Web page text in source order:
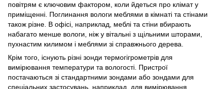
повітрям є ключовим фактором, коли йдеться про клімат у
приміщенні. Поглинання вологи меблями в кімнаті та стінами
також різне. В офісі, наприклад, меблі та стіни вбирають
набагато менше вологи, ніж у вітальні з щільними шторами,
пухнастим килимом і меблями зі справжнього дерева.
Крім того, існують різні зонди термогігрометрів для
вимірювання температури та вологості. Пристрої
постачаються зі стандартними зондами або зондами для
спеціальних застосувань, наприклад, для вимірювання